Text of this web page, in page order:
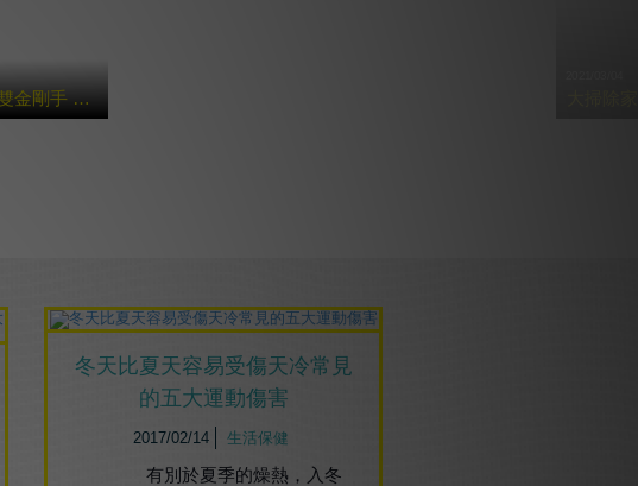
打造一雙金剛手 每局Strike沒問題
冬天比夏天容易受傷天冷常見
的五大運動傷害
2017/02/14 生活保健
有別於夏季的燥熱，入冬